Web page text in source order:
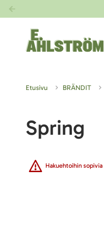
Etusivu BRÄNDIT
Spring
Hakuehtoihin